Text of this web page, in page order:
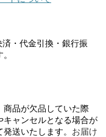
・代金引換・銀行振
商品が欠品していた際
キャンセルとなる場合が
送いたします。 お届け